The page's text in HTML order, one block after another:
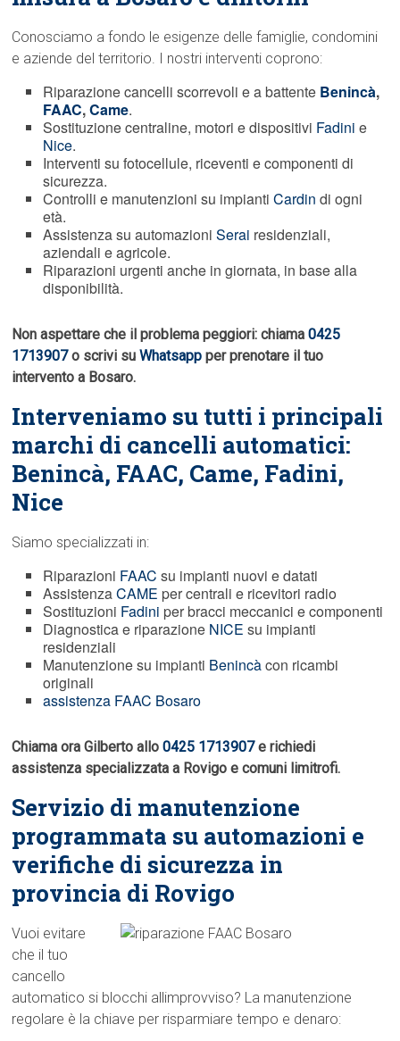
Conosciamo a fondo le esigenze delle famiglie, condomini
e aziende del territorio. I nostri interventi coprono:
Riparazione cancelli scorrevoli e a battente Benincà,
FAAC,Came.
Sostituzione centraline, motori e dispositivi Fadini e
Nice.
Interventi su fotocellule, riceventi e componenti di
sicurezza.
Controlli e manutenzioni su impiantiCardin di ogni
età.
Assistenza su automazioniSerai residenziali,
aziendali e agricole.
Riparazioni urgenti anche in giornata, in base alla
disponibilità.
Non aspettare che il problema peggiori: chiama0425
1713907o scrivi suWhatsapp per prenotare il tuo
intervento a Bosaro.
Interveniamo su tutti i principali
marchi di cancelli automatici:
Benincà, FAAC, Came, Fadini,
Nice
Siamo specializzati in:
Riparazioni FAAC su impianti nuovi e datati
AssistenzaCAME per centrali e ricevitori radio
Sostituzioni Fadini per bracci meccanici e componenti
Diagnostica e riparazione NICE su impianti
residenziali
Manutenzione su impianti Benincàcon ricambi
originali
assistenza FAAC Bosaro
Chiama ora Gilberto allo0425 1713907e richiedi
assistenza specializzata a Rovigo e comuni limitrofi.
Servizio di manutenzione
programmata su automazioni e
verifiche di sicurezza in
provincia di Rovigo
Vuoi evitare
che il tuo
cancello
automatico si blocchi allimprovviso? La manutenzione
regolare è la chiave per risparmiare tempo e denaro: